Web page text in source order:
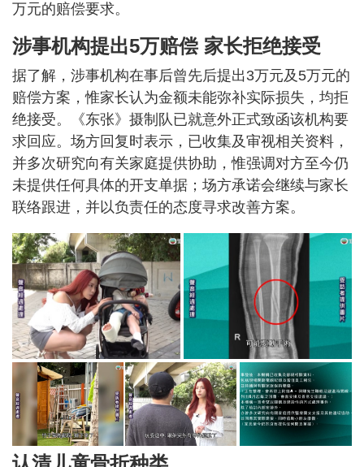
万元的赔偿要求。
涉事机构提出5万赔偿 家长拒绝接受
据了解，涉事机构在事后曾先后提出3万元及5万元的
赔偿方案，惟家长认为金额未能弥补实际损失，均拒
绝接受。《东张》摄制队已就意外正式致函该机构要
求回应。场方回复时表示，已收集及审视相关资料，
并多次研究向有关家庭提供协助，惟强调对方至今仍
未提供任何具体的开支单据；场方承诺会继续与家长
联络跟进，并以负责任的态度寻求改善方案。